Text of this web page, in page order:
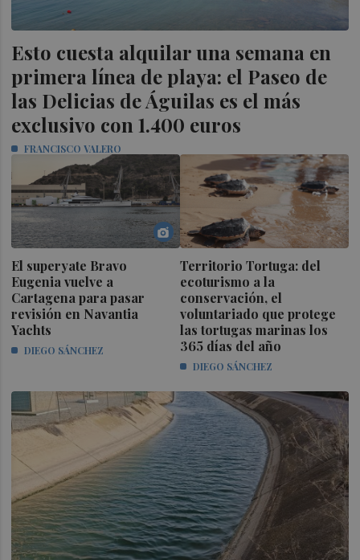
Esto cuesta alquilar una semana en
primera línea de playa: el Paseo de
las Delicias de Águilas es el más
exclusivo con 1.400 euros
FRANCISCO VALERO
El superyate Bravo
Eugenia vuelve a
Cartagena para pasar
revisión en Navantia
Yachts
DIEGO SÁNCHEZ
Territorio Tortuga: del
ecoturismo a la
conservación, el
voluntariado que protege
las tortugas marinas los
365 días del año
DIEGO SÁNCHEZ